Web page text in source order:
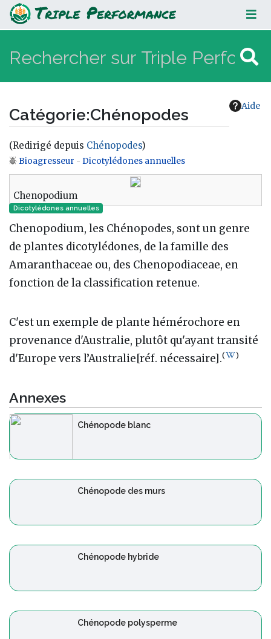
Chénopodes
Aide
Catégorie:Chénopodes
(Redirigé depuis Chénopodes)
Aller à :navigation,rechercher
Bioagresseur - Dicotylédones annuelles
Chenopodium
Dicotylédones annuelles
Chenopodium, les Chénopodes, sont un genre
de plantes dicotylédones, de la famille des
Amaranthaceae ou, des Chenopodiaceae, en
fonction de la classification retenue.
C'est un exemple de plante hémérochore en
provenance d'Australie, plutôt qu'ayant transité
d'Europe vers l’Australie[réf. nécessaire].( )
Annexes
Chénopode blanc
Chénopode des murs
Chénopode hybride
Chénopode polysperme